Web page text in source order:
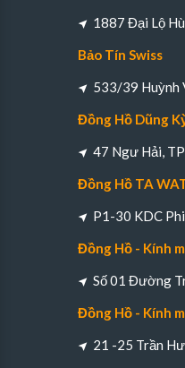
1887 Đại Lộ
Bảo Tín Swiss
533/39 Huỳnh
Đồng Hồ Dũng
47 Ngư Hải,
Đồng Hồ TA
P1-30 KDC
Đồng Hồ - Kính
Số 01 Đường
Đồng Hồ - Kính
21 -25 Trần